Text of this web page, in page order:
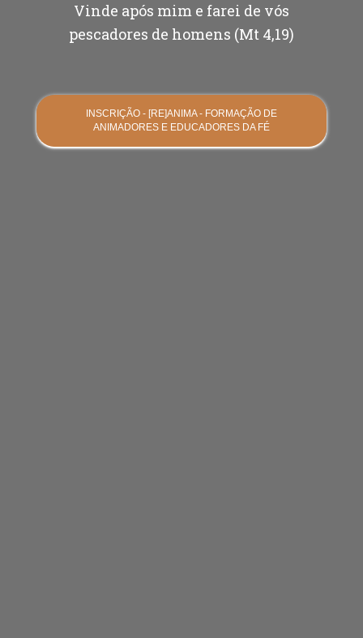
Vinde após mim e farei de vós
pescadores de homens (Mt 4,19)
INSCRIÇÃO - [RE]ANIMA - FORMAÇÃO DE
ANIMADORES E EDUCADORES DA FÉ